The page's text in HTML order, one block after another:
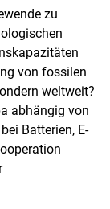
zu
von fossilen
weltweit?
abhängig von
Batterien, E-